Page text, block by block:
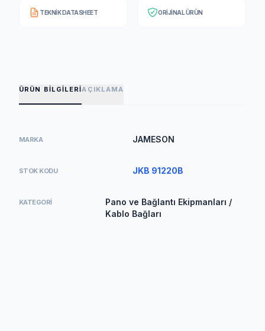
TEKNIK DATASHEET ORIJINAL ÜRÜN
ÜRÜN BILGILERIAÇIKLAMA
MARKA JAMESON
STOK KODU JKB 91220B
KATEGORI
Pano ve Bağlantı Ekipmanları /
Kablo Bağları